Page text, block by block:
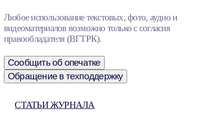
Любое использование текстовых, фото, аудио и
видеоматериалов возможно только с согласия
правообладателя (ВГТРК).
Сообщить об опечатке
Обращение в техподдержку
СТАТЬИ ЖУРНАЛА